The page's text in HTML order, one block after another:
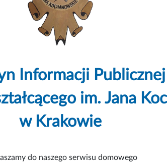
Informacji Publicznej
im. Jana
w Krakowie
do naszego serwisu domowego